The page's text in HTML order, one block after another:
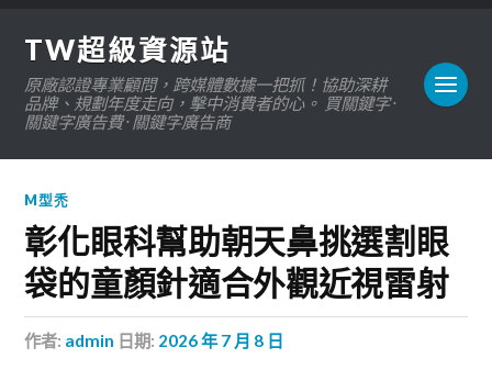
TW超級資源站
原廠認證專業顧問，跨媒體數據一把抓！協助深耕
品牌、規劃年度走向，擊中消費者的心。 買關鍵字 ·
關鍵字廣告費 · 關鍵字廣告商
M型禿
彰化眼科幫助朝天鼻挑選割眼
袋的童顏針適合外觀近視雷射
作者: admin 日期: 2026 年 7 月 8 日